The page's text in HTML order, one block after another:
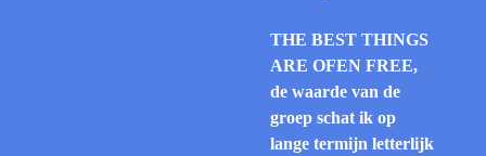
THE BEST THINGS
ARE OFEN FREE,
de waarde van de
groep schat ik op
lange termijn letterlijk